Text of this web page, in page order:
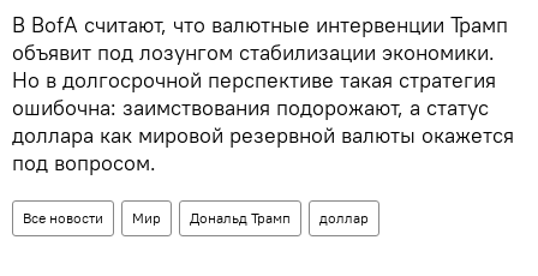
В BofA считают, что валютные интервенции Трамп
объявит под лозунгом стабилизации экономики.
Но в долгосрочной перспективе такая стратегия
ошибочна: заимствования подорожают, а статус
доллара как мировой резервной валюты окажется
под вопросом.
Все новости Мир Дональд Трамп доллар